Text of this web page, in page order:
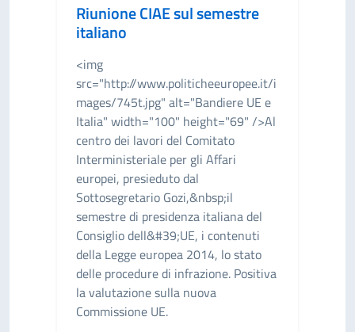
Riunione CIAE sul semestre
italiano
<img
src="http://www.politicheeuropee.it/i
mages/745t.jpg" alt="Bandiere UE e
Italia" width="100" height="69" />Al
centro dei lavori del Comitato
Interministeriale per gli Affari
europei, presieduto dal
Sottosegretario Gozi,&nbsp;il
semestre di presidenza italiana del
Consiglio dell&#39;UE, i contenuti
della Legge europea 2014, lo stato
delle procedure di infrazione. Positiva
la valutazione sulla nuova
Commissione UE.